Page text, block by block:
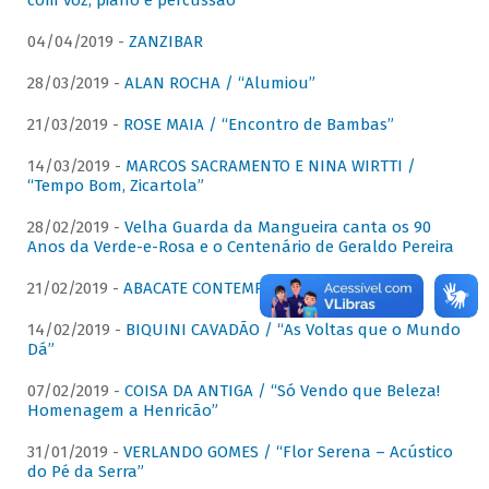
04/04/2019 - ZANZIBAR
28/03/2019 - ALAN ROCHA / “Alumiou”
21/03/2019 - ROSE MAIA / “Encontro de Bambas”
14/03/2019 - MARCOS SACRAMENTO E NINA WIRTTI /
“Tempo Bom, Zicartola”
28/02/2019 - Velha Guarda da Mangueira canta os 90
Anos da Verde-e-Rosa e o Centenário de Geraldo Pereira
21/02/2019 - ABACATE CONTEMPORÂNEO
14/02/2019 - BIQUINI CAVADÃO / “As Voltas que o Mundo
Dá”
07/02/2019 - COISA DA ANTIGA / “Só Vendo que Beleza!
Homenagem a Henricão”
31/01/2019 - VERLANDO GOMES / “Flor Serena – Acústico
do Pé da Serra”